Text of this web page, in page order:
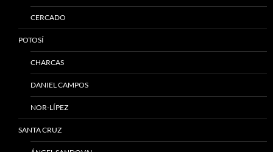
CERCADO
POTOSÍ
CHARCAS
DANIEL CAMPOS
NOR-LÍPEZ
SANTA CRUZ